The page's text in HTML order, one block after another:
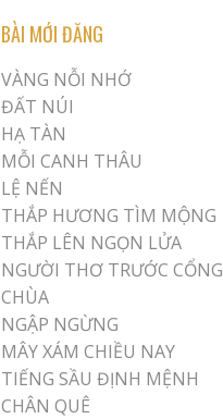
BÀI MỚI ĐĂNG
VÀNG NỖI NHỚ
ĐẤT NÚI
HẠ TÀN
MỖI CANH THÂU
LỆ NẾN
THẮP HƯƠNG TÌM MỘNG
THẮP LÊN NGỌN LỬA
NGƯỜI THƠ TRƯỚC CỔNG
CHÙA
NGẬP NGỪNG
MÂY XÁM CHIỀU NAY
TIẾNG SẦU ĐỊNH MỆNH
CHÂN QUÊ